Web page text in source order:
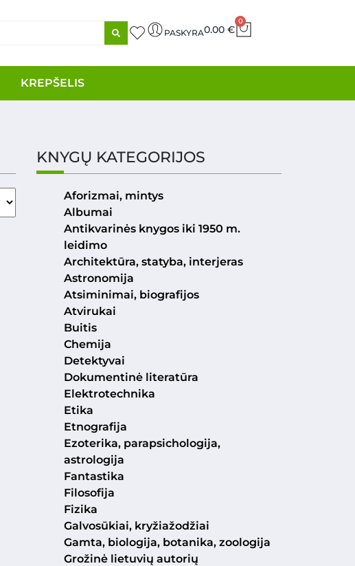
PASKYRA0.00 €
0
KREPŠELIS
KNYGŲ KATEGORIJOS
Aforizmai, mintys
Albumai
Antikvarinės knygos iki 1950 m.
leidimo
Architektūra, statyba, interjeras
Astronomija
Atsiminimai, biografijos
Atvirukai
Buitis
Chemija
Detektyvai
Dokumentinė literatūra
Elektrotechnika
Etika
Etnografija
Ezoterika, parapsichologija,
astrologija
Fantastika
Filosofija
Fizika
Galvosūkiai, kryžiažodžiai
Gamta, biologija, botanika, zoologija
Grožinė lietuvių autorių